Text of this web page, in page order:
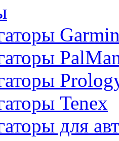
Tenex
для